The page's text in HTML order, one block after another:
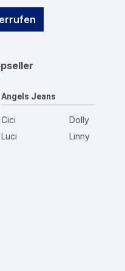
Angels Jeans
Cici
Luci
Dolly
Linny